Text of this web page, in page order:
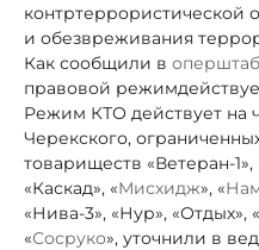
контртеррористической
и обезвреживания
Как сообщили в
правовой режим
Режим КТО действует на
Черекского,
товариществ «Ветеран-1»,
«Каскад», «Мисхидж», «
«Нива-3», «Нур», «Отдых», «
«Сосруко», уточнили в